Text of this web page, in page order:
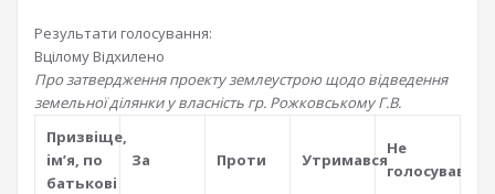
Результати голосування:
Вцілому Відхилено
Про затвердження проекту землеустрою щодо відведення
земельної ділянки у власність гр. Рожковському Г.В.
Призвiще,
iм’я, по
батьковi
За Проти Утримався
Не
голосував